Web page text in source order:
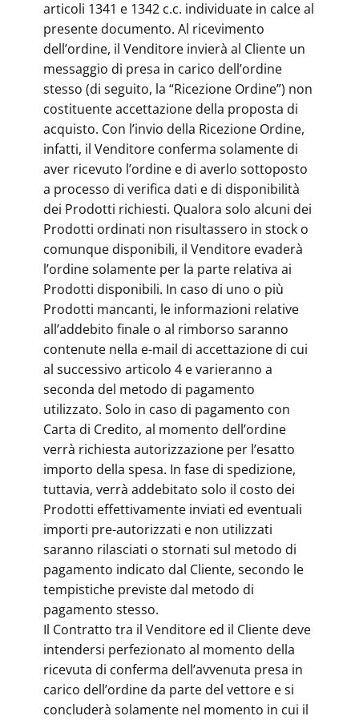
articoli 1341 e 1342 c.c. individuate in calce al
presente documento. Al ricevimento
dell’ordine, il Venditore invierà al Cliente un
messaggio di presa in carico dell’ordine
stesso (di seguito, la “Ricezione Ordine”) non
costituente accettazione della proposta di
acquisto. Con l’invio della Ricezione Ordine,
infatti, il Venditore conferma solamente di
aver ricevuto l’ordine e di averlo sottoposto
a processo di verifica dati e di disponibilità
dei Prodotti richiesti. Qualora solo alcuni dei
Prodotti ordinati non risultassero in stock o
comunque disponibili, il Venditore evaderà
l’ordine solamente per la parte relativa ai
Prodotti disponibili. In caso di uno o più
Prodotti mancanti, le informazioni relative
all’addebito finale o al rimborso saranno
contenute nella e-mail di accettazione di cui
al successivo articolo 4 e varieranno a
seconda del metodo di pagamento
utilizzato. Solo in caso di pagamento con
Carta di Credito, al momento dell’ordine
verrà richiesta autorizzazione per l’esatto
importo della spesa. In fase di spedizione,
tuttavia, verrà addebitato solo il costo dei
Prodotti effettivamente inviati ed eventuali
importi pre-autorizzati e non utilizzati
saranno rilasciati o stornati sul metodo di
pagamento indicato dal Cliente, secondo le
tempistiche previste dal metodo di
pagamento stesso.
Il Contratto tra il Venditore ed il Cliente deve
intendersi perfezionato al momento della
ricevuta di conferma dell’avvenuta presa in
carico dell’ordine da parte del vettore e si
concluderà solamente nel momento in cui il